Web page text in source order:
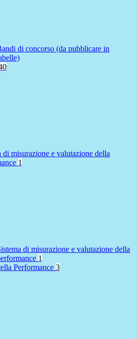
di concorso (da pubblicare in
di misurazione e valutazione della
1
di misurazione e valutazione della
1
Performance 3